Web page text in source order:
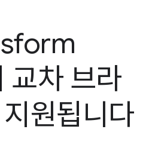
차 브라
원됩니다